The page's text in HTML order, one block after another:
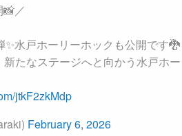
／
水戸ホーリーホックも公開です🐉
たなステージへと向かう水戸ホー
jtkF2zkMdp
February 6, 2026